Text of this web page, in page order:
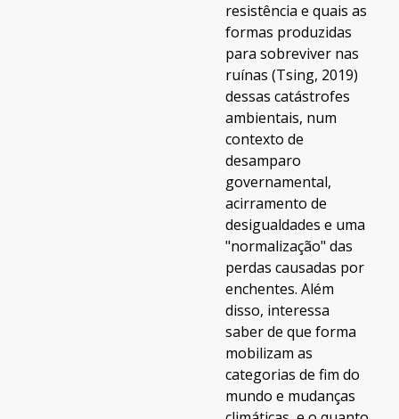
resistência e quais as
formas produzidas
para sobreviver nas
ruínas (Tsing, 2019)
dessas catástrofes
ambientais, num
contexto de
desamparo
governamental,
acirramento de
desigualdades e uma
"normalização" das
perdas causadas por
enchentes. Além
disso, interessa
saber de que forma
mobilizam as
categorias de fim do
mundo e mudanças